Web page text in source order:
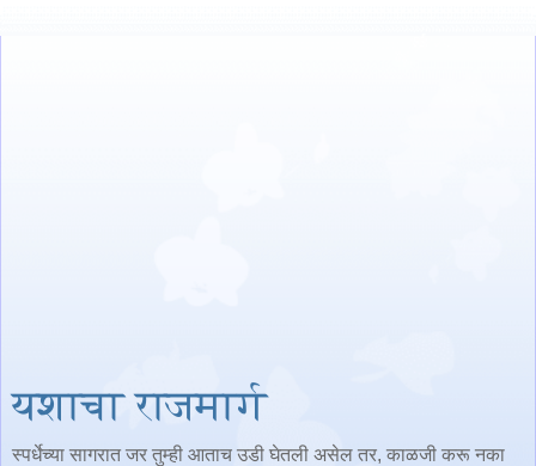
यशाचा राजमार्ग
स्पर्धेच्या सागरात जर तुम्ही आताच उडी घेतली असेल तर, काळजी करू नका